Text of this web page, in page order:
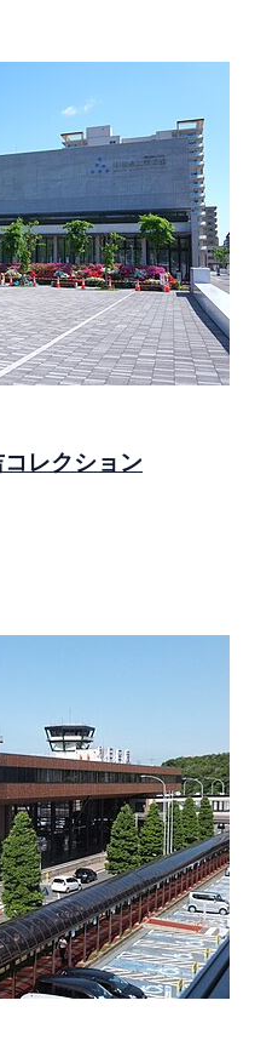
レクション